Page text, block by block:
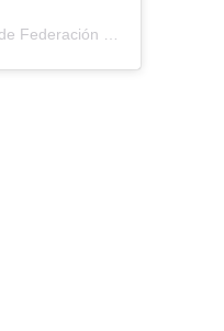
Una publicación compartida de Federación Montañismo Tenerife (@federacion_montanismo_tenerife)